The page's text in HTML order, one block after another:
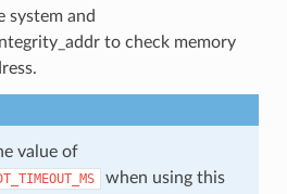
system and
to check memory
value of
when using this